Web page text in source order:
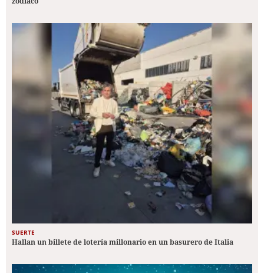
SUERTE
Hallan un billete de lotería millonario en un basurero de Italia